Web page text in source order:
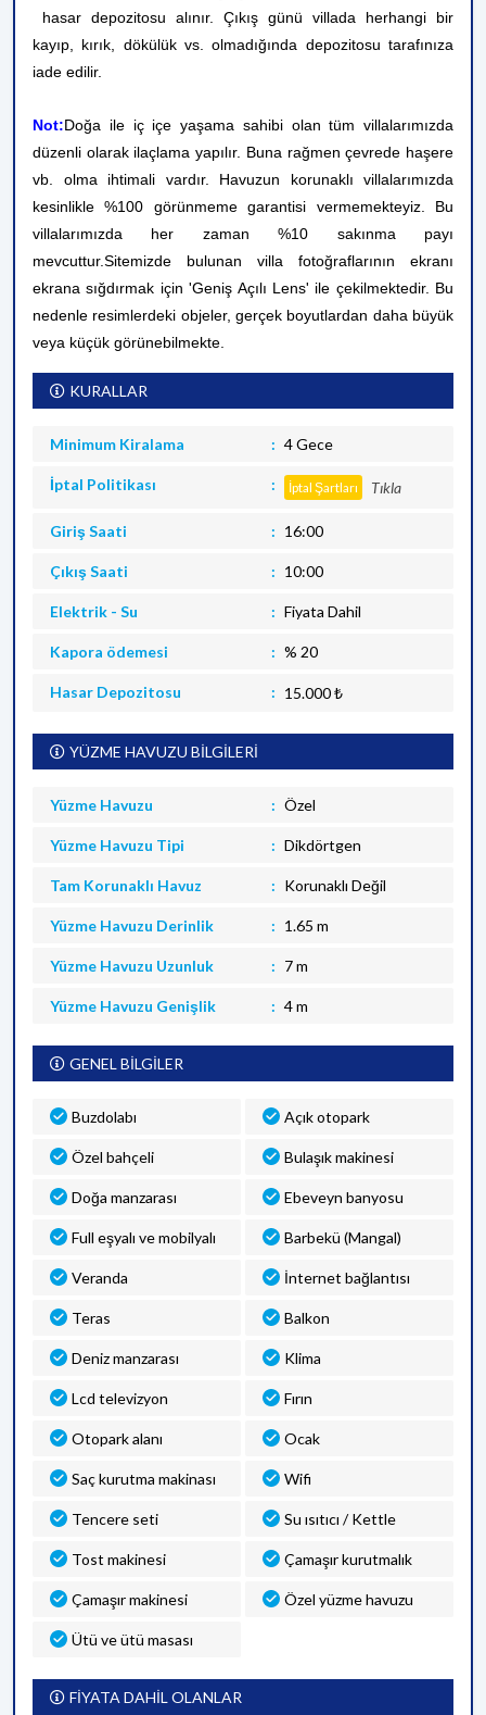
hasar depozitosu alınır. Çıkış günü villada herhangi bir
kayıp, kırık, dökülük vs. olmadığında depozitosu tarafınıza
iade edilir.
Not:Doğa ile iç içe yaşama sahibi olan tüm villalarımızda
düzenli olarak ilaçlama yapılır. Buna rağmen çevrede haşere
vb. olma ihtimali vardır. Havuzun korunaklı villalarımızda
kesinlikle %100 görünmeme garantisi vermemekteyiz. Bu
villalarımızda her zaman %10 sakınma payı
mevcuttur.Sitemizde bulunan villa fotoğraflarının ekranı
ekrana sığdırmak için 'Geniş Açılı Lens' ile çekilmektedir. Bu
nedenle resimlerdeki objeler, gerçek boyutlardan daha büyük
veya küçük görünebilmekte.
KURALLAR
Minimum Kiralama 4 Gece
İptal Politikası İptal Şartları Tıkla
Giriş Saati 16:00
Çıkış Saati 10:00
Elektrik - Su Fiyata Dahil
Kapora ödemesi % 20
Hasar Depozitosu 15.000 ₺
YÜZME HAVUZU BİLGİLERİ
Yüzme Havuzu Özel
Yüzme Havuzu Tipi Dikdörtgen
Tam Korunaklı Havuz Korunaklı Değil
Yüzme Havuzu Derinlik 1.65 m
Yüzme Havuzu Uzunluk 7 m
Yüzme Havuzu Genişlik 4 m
GENEL BİLGİLER
Buzdolabı Açık otopark
Özel bahçeli Bulaşık makinesi
Doğa manzarası Ebeveyn banyosu
Full eşyalı ve mobilyalı Barbekü (Mangal)
Veranda İnternet bağlantısı
Teras Balkon
Deniz manzarası Klima
Lcd televizyon Fırın
Otopark alanı Ocak
Saç kurutma makinası Wifi
Tencere seti Su ısıtıcı / Kettle
Tost makinesi Çamaşır kurutmalık
Çamaşır makinesi Özel yüzme havuzu
Ütü ve ütü masası
FİYATA DAHİL OLANLAR